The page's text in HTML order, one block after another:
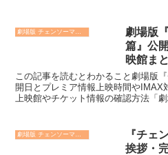
劇場版
篇』公
映館ま
この記事を読むとわかること劇場版
開日とプレミア情報上映時間やIMAX
上映館やチケット情報の確認方法「
『チェ
挨拶・